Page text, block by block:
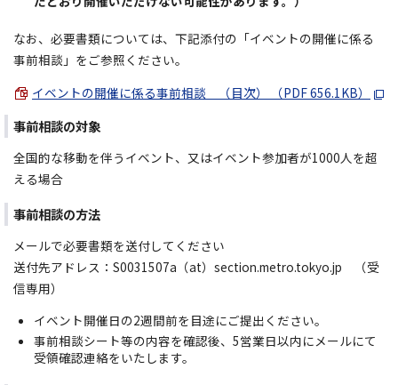
なお、必要書類については、下記添付の「イベントの開催に係る
事前相談」をご参照ください。
イベントの開催に係る事前相談 （目次） （PDF 656.1KB）
事前相談の対象
全国的な移動を伴うイベント、又はイベント参加者が1000人を超
える場合
事前相談の方法
メールで必要書類を送付してください
送付先アドレス：S0031507a（at）section.metro.tokyo.jp （受
信専用）
イベント開催日の2週間前を目途にご提出ください。
事前相談シート等の内容を確認後、5営業日以内にメールにて
受領確認連絡をいたします。